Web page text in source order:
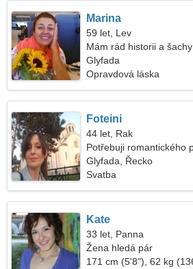
Marina
59 let, Lev
Mám rád historii a šachy
Glyfada
Opravdová láska
Foteini
44 let, Rak
Potřebuji romantického
Glyfada, Řecko
Svatba
Kate
33 let, Panna
Žena hledá pár
171 cm (5'8"), 62 kg